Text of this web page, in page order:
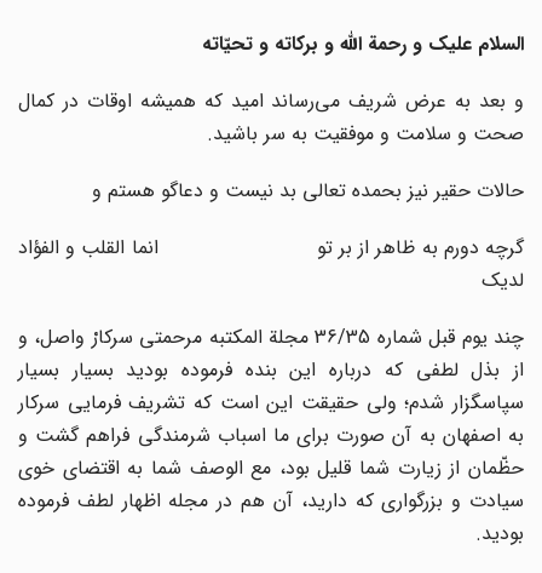
السلام علیک و رحمة الله و برکاته و تحیّاته
و بعد به عرض شریف می‌رساند امید که همیشه اوقات در کمال
صحت و سلامت و موفقیت به سر باشید.
حالات حقیر نیز بحمده تعالی بد نیست و دعاگو هستم و
گرچه دورم به ظاهر از بر تو انما القلب و الفؤاد
لدیک
چند یوم قبل شماره 36/35 مجلة المکتبه مرحمتی سرکارْ واصل، و
از بذل لطفی که درباره این بنده فرموده بودید بسیار بسیار
سپاسگزار شدم؛ ولی حقیقت این است که تشریف فرمایی سرکار
به اصفهان به آن صورت برای ما اسباب شرمندگی فراهم گشت و
حظّمان از زیارت شما قلیل بود، مع الوصف شما به اقتضای خوی
سیادت و بزرگواری که دارید، آن هم در مجله اظهار لطف فرموده
بودید.